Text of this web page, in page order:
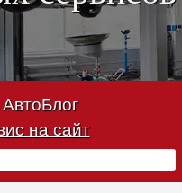
АвтоБлог
на сайт